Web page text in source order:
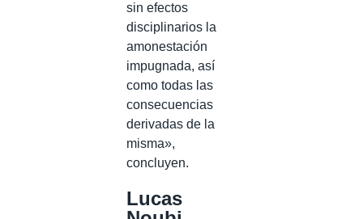
sin efectos
disciplinarios la
amonestación
impugnada, así
como todas las
consecuencias
derivadas de la
misma»,
concluyen.
Lucas